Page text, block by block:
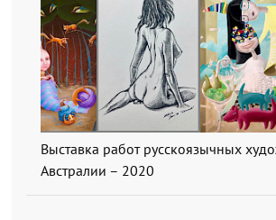
Выставка работ русскоязычных
Австралии – 2020